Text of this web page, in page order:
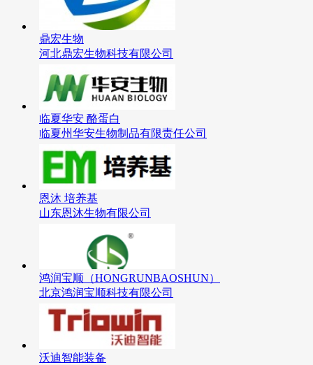
鼎宏生物
河北鼎宏生物科技有限公司
临夏华安 酪蛋白
临夏州华安生物制品有限责任公司
恩沐 培养基
山东恩沐生物有限公司
鸿润宝顺（HONGRUNBAOSHUN）
北京鸿润宝顺科技有限公司
沃迪智能装备